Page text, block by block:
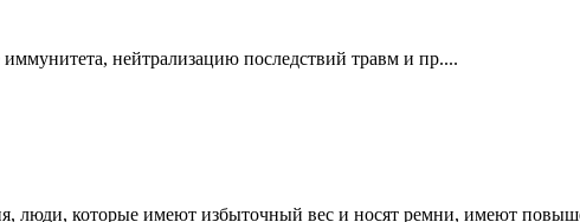
нейтрализацию последствий травм и пр....
люди, которые имеют избыточный вес и носят ремни, имеют